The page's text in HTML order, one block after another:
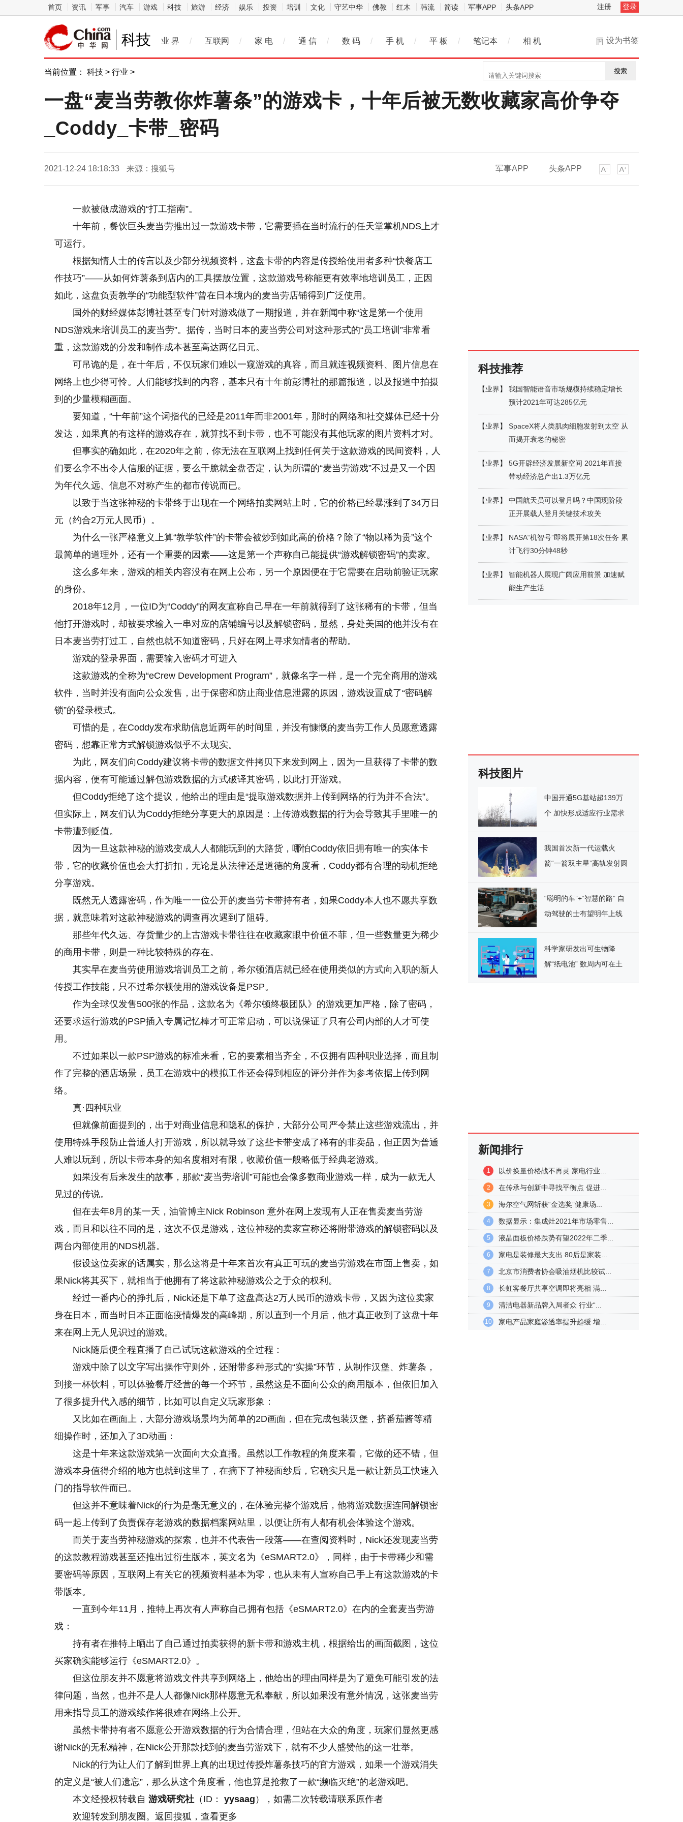
首页 资讯 军事 汽车 游戏 科技 旅游 经济 娱乐 投资 培训 文化 守艺中华 佛教 红木 韩流 简读 军事APP 头条APP 注册 登录
科技 设为书签
业 界 / 互联网 / 家 电 / 通 信 / 数 码 / 手 机 / 平 板 / 笔记本 / 相 机
当前位置： 科技 > 行业 > 搜索
一盘“麦当劳教你炸薯条”的游戏卡，十年后被无数收藏家高价争夺
_Coddy_卡带_密码
2021-12-24 18:18:33 来源：搜狐号 军事APP 头条APP
一款被做成游戏的“打工指南”。
十年前，餐饮巨头麦当劳推出过一款游戏卡带，它需要插在当时流行的任天堂掌机NDS上才
可运行。
根据知情人士的传言以及少部分视频资料，这盘卡带的内容是传授给使用者多种“快餐店工
作技巧”——从如何炸薯条到店内的工具摆放位置，这款游戏号称能更有效率地培训员工，正因
如此，这盘负责教学的“功能型软件”曾在日本境内的麦当劳店铺得到广泛使用。
国外的财经媒体彭博社甚至专门针对游戏做了一期报道，并在新闻中称“这是第一个使用
NDS游戏来培训员工的麦当劳”。据传，当时日本的麦当劳公司对这种形式的“员工培训”非常看
重，这款游戏的分发和制作成本甚至高达两亿日元。
可吊诡的是，在十年后，不仅玩家们难以一窥游戏的真容，而且就连视频资料、图片信息在
网络上也少得可怜。人们能够找到的内容，基本只有十年前彭博社的那篇报道，以及报道中拍摄
到的少量模糊画面。
要知道，“十年前”这个词指代的已经是2011年而非2001年，那时的网络和社交媒体已经十分
发达，如果真的有这样的游戏存在，就算找不到卡带，也不可能没有其他玩家的图片资料才对。
但事实的确如此，在2020年之前，你无法在互联网上找到任何关于这款游戏的民间资料，人
们要么拿不出令人信服的证据，要么干脆就全盘否定，认为所谓的“麦当劳游戏”不过是又一个因
为年代久远、信息不对称产生的都市传说而已。
以致于当这张神秘的卡带终于出现在一个网络拍卖网站上时，它的价格已经暴涨到了34万日
元（约合2万元人民币）。
为什么一张严格意义上算“教学软件”的卡带会被炒到如此高的价格？除了“物以稀为贵”这个
最简单的道理外，还有一个重要的因素——这是第一个声称自己能提供“游戏解锁密码”的卖家。
这么多年来，游戏的相关内容没有在网上公布，另一个原因便在于它需要在启动前验证玩家
的身份。
2018年12月，一位ID为“Coddy”的网友宣称自己早在一年前就得到了这张稀有的卡带，但当
他打开游戏时，却被要求输入一串对应的店铺编号以及解锁密码，显然，身处美国的他并没有在
日本麦当劳打过工，自然也就不知道密码，只好在网上寻求知情者的帮助。
游戏的登录界面，需要输入密码才可进入
这款游戏的全称为“eCrew Development Program”，就像名字一样，是一个完全商用的游戏
软件，当时并没有面向公众发售，出于保密和防止商业信息泄露的原因，游戏设置成了“密码解
锁”的登录模式。
可惜的是，在Coddy发布求助信息近两年的时间里，并没有慷慨的麦当劳工作人员愿意透露
密码，想靠正常方式解锁游戏似乎不太现实。
为此，网友们向Coddy建议将卡带的数据文件拷贝下来发到网上，因为一旦获得了卡带的数
据内容，便有可能通过解包游戏数据的方式破译其密码，以此打开游戏。
但Coddy拒绝了这个提议，他给出的理由是“提取游戏数据并上传到网络的行为并不合法”。
但实际上，网友们认为Coddy拒绝分享更大的原因是：上传游戏数据的行为会导致其手里唯一的
卡带遭到贬值。
因为一旦这款神秘的游戏变成人人都能玩到的大路货，哪怕Coddy依旧拥有唯一的实体卡
带，它的收藏价值也会大打折扣，无论是从法律还是道德的角度看，Coddy都有合理的动机拒绝
分享游戏。
既然无人透露密码，作为唯一一位公开的麦当劳卡带持有者，如果Coddy本人也不愿共享数
据，就意味着对这款神秘游戏的调查再次遇到了阻碍。
那些年代久远、存货量少的上古游戏卡带往往在收藏家眼中价值不菲，但一些数量更为稀少
的商用卡带，则是一种比较特殊的存在。
其实早在麦当劳使用游戏培训员工之前，希尔顿酒店就已经在使用类似的方式向入职的新人
传授工作技能，只不过希尔顿使用的游戏设备是PSP。
作为全球仅发售500张的作品，这款名为《希尔顿终极团队》的游戏更加严格，除了密码，
还要求运行游戏的PSP插入专属记忆棒才可正常启动，可以说保证了只有公司内部的人才可使
用。
不过如果以一款PSP游戏的标准来看，它的要素相当齐全，不仅拥有四种职业选择，而且制
作了完整的酒店场景，员工在游戏中的模拟工作还会得到相应的评分并作为参考依据上传到网
络。
真·四种职业
但就像前面提到的，出于对商业信息和隐私的保护，大部分公司严令禁止这些游戏流出，并
使用特殊手段防止普通人打开游戏，所以就导致了这些卡带变成了稀有的非卖品，但正因为普通
人难以玩到，所以卡带本身的知名度相对有限，收藏价值一般略低于经典老游戏。
如果没有后来发生的故事，那款“麦当劳培训”可能也会像多数商业游戏一样，成为一款无人
见过的传说。
但在去年8月的某一天，油管博主Nick Robinson 意外在网上发现有人正在售卖麦当劳游
戏，而且和以往不同的是，这次不仅是游戏，这位神秘的卖家宣称还将附带游戏的解锁密码以及
两台内部使用的NDS机器。
假设这位卖家的话属实，那么这将是十年来首次有真正可玩的麦当劳游戏在市面上售卖，如
果Nick将其买下，就相当于他拥有了将这款神秘游戏公之于众的权利。
经过一番内心的挣扎后，Nick还是下单了这盘高达2万人民币的游戏卡带，又因为这位卖家
身在日本，而当时日本正面临疫情爆发的高峰期，所以直到一个月后，他才真正收到了这盘十年
来在网上无人见识过的游戏。
Nick随后便全程直播了自己试玩这款游戏的全过程：
游戏中除了以文字写出操作守则外，还附带多种形式的“实操”环节，从制作汉堡、炸薯条，
到接一杯饮料，可以体验餐厅经营的每一个环节，虽然这是不面向公众的商用版本，但依旧加入
了很多提升代入感的细节，比如可以自定义玩家形象：
又比如在画面上，大部分游戏场景均为简单的2D画面，但在完成包装汉堡，挤番茄酱等精
细操作时，还加入了3D动画：
这是十年来这款游戏第一次面向大众直播。虽然以工作教程的角度来看，它做的还不错，但
游戏本身值得介绍的地方也就到这里了，在摘下了神秘面纱后，它确实只是一款让新员工快速入
门的指导软件而已。
但这并不意味着Nick的行为是毫无意义的，在体验完整个游戏后，他将游戏数据连同解锁密
码一起上传到了负责保存老游戏的数据档案网站里，以便让所有人都有机会体验这个游戏。
而关于麦当劳神秘游戏的探索，也并不代表告一段落——在查阅资料时，Nick还发现麦当劳
的这款教程游戏甚至还推出过衍生版本，英文名为《eSMART2.0》，同样，由于卡带稀少和需
要密码等原因，互联网上有关它的视频资料基本为零，也从未有人宣称自己手上有这款游戏的卡
带版本。
一直到今年11月，推特上再次有人声称自己拥有包括《eSMART2.0》在内的全套麦当劳游
戏：
持有者在推特上晒出了自己通过拍卖获得的新卡带和游戏主机，根据给出的画面截图，这位
买家确实能够运行《eSMART2.0》。
但这位朋友并不愿意将游戏文件共享到网络上，他给出的理由同样是为了避免可能引发的法
律问题，当然，也并不是人人都像Nick那样愿意无私奉献，所以如果没有意外情况，这张麦当劳
用来指导员工的游戏续作将很难在网络上公开。
虽然卡带持有者不愿意公开游戏数据的行为合情合理，但站在大众的角度，玩家们显然更感
谢Nick的无私精神，在Nick公开那款找到的麦当劳游戏下，就有不少人盛赞他的这一壮举。
Nick的行为让人们了解到世界上真的出现过传授炸薯条技巧的官方游戏，如果一个游戏消失
的定义是“被人们遗忘”，那么从这个角度看，他也算是抢救了一款“濒临灭绝”的老游戏吧。
本文经授权转载自 游戏研究社 （ID： yysaag ），如需二次转载请联系原作者
欢迎转发到朋友圈。返回搜狐，查看更多
科技推荐
【业界】
我国智能语音市场规模持续稳定增长
预计2021年可达285亿元
【业界】
SpaceX将人类肌肉细胞发射到太空 从
而揭开衰老的秘密
【业界】
5G开辟经济发展新空间 2021年直接
带动经济总产出1.3万亿元
【业界】
中国航天员可以登月吗？中国现阶段
正开展载人登月关键技术攻关
【业界】
NASA“机智号”即将展开第18次任务 累
计飞行30分钟48秒
【业界】
智能机器人展现广阔应用前景 加速赋
能生产生活
科技图片
中国开通5G基站超139万
个 加快形成适应行业需求
我国首次新一代运载火
箭“一箭双主星”高轨发射圆
“聪明的车”+“智慧的路” 自
动驾驶的士有望明年上线
科学家研发出可生物降
解“纸电池” 数周内可在土
新闻排行
1 以价换量价格战不再灵 家电行业...
2 在传承与创新中寻找平衡点 促进...
3 海尔空气网斩获“金选奖”健康场...
4 数据显示：集成灶2021年市场零售...
5 液晶面板价格跌势有望2022年二季...
6 家电是装修最大支出 80后是家装...
7 北京市消费者协会吸油烟机比较试...
8 长虹客餐厅共享空调即将亮相 满...
9 清洁电器新品牌入局者众 行业“...
10 家电产品家庭渗透率提升趋缓 增...